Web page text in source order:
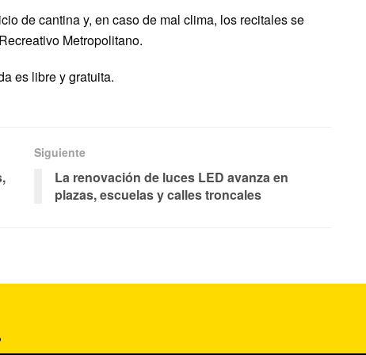
de cantina y, en caso de mal clima, los recitales se
Metropolitano.
es libre y gratuita.
Siguiente
La renovación de luces LED avanza en
plazas, escuelas y calles troncales